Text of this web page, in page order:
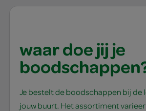
waar doe jij je
Je bestelt de boodschappen bij de
jouw buurt. Het assortiment